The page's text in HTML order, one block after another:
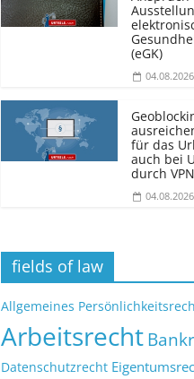
(eGK)
04.08.2026
für das
auch bei
durch VPN
04.08.2026
fields of law
Allgemeines
Arbeitsrecht
Datenschutzrecht